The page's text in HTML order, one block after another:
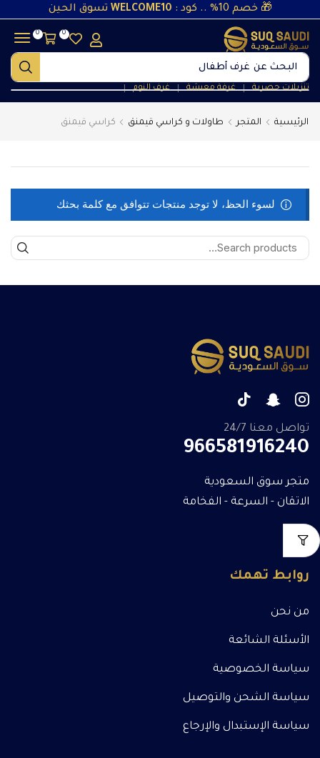
🎁 خصم 10% .. كود : WELCOME10 تسوق الحين
البحث عن غرف أطفال
تنزيلات حصرية ❘ غرفة معيشة ❘ غرف النوم ❘
0
0
الرئيسية المتجر طاولات و كراسي قيمنق كراسي قيمنق
لسوء الحظ، لا توجد منتجات تتوافق مع كلمة بحثك
تواصل معنا 24/7
966581916240
متجر سوق السعودية
الاتقان - السرعة - الفخامة
روابط تهمك
من نحن
الأسئلة الشائعة
سياسة الخصوصية
سياسة الشحن والتوصيل
سياسة الإستبدال والإرجاع